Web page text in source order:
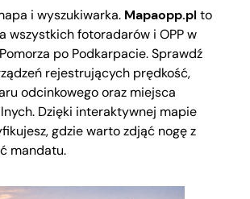
i wyszukiwarka. Mapaopp.plto
wszystkich fotoradarów i OPP w
po Podkarpacie. Sprawdź
rejestrujących prędkość,
odcinkowego oraz miejsca
Dzięki interaktywnej mapie
gdzie warto zdjąć nogę z
mandatu.